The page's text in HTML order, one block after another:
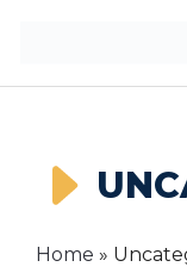
isi
Home »